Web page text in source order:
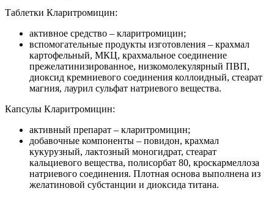
Таблетки Кларитромицин:
активное средство – кларитромицин;
вспомогательные продукты изготовления – крахмал
картофельный, МКЦ, крахмальное соединение
прежелатинизированное, низкомолекулярный ПВП,
диоксид кремниевого соединения коллоидный, стеарат
магния, лаурил сульфат натриевого вещества.
Капсулы Кларитромицин:
активный препарат – кларитромицин;
добавочные компоненты – повидон, крахмал
кукурузный, лактозный моногидрат, стеарат
кальциевого вещества, полисорбат 80, кроскармеллоза
натриевого соединения. Плотная основа выполнена из
желатиновой субстанции и диоксида титана.